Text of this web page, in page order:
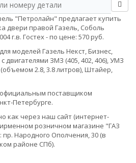
"Петролайн" предлагает купить
двери правой Газель, Соболь
г.в. Гостех - по цене: 570 руб.
моделей Газель Некст, Бизнес,
двигателями ЗМЗ (405, 402, 406), УМЗ
2.8, 3.8 литров), Штайер,
поставщиком
Петербурге.
как через наш сайт (интернет-
розничном магазине "ГАЗ
Народного Ополчения, 30 (в
районе СПб).